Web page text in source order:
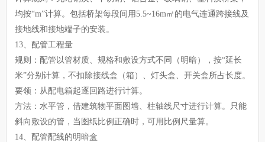
均按“m”计算。包括桥架每段间用5.5~16m㎡的电气连通跨接线及
接地线和接地端子的安装。
13、配管工程量
规则：配管以管材质、规格和敷设方式不同（明暗），按“延长
米”分别计算，不扣除接线盒（箱）、灯头盒、开关盒所占长度。
要领：从配电箱起逐回路进行计算。
方法：水平管，借建筑物平面图墙、柱轴线尺寸进行计算。只能
斜向敷设的管，当图纸比例正确时，可用比例尺量算。
14、配管配线的明暗盒